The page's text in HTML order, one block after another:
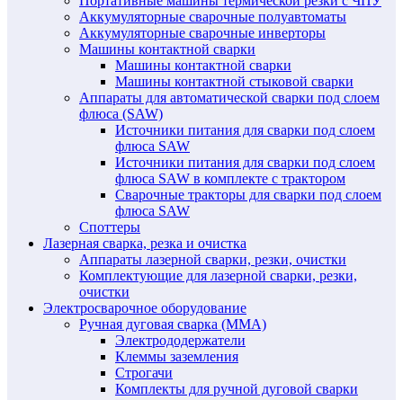
Аккумуляторные сварочные полуавтоматы
Аккумуляторные сварочные инверторы
Машины контактной сварки
Машины контактной сварки
Машины контактной стыковой сварки
Аппараты для автоматической сварки под слоем
флюса (SAW)
Источники питания для сварки под слоем
флюса SAW
Источники питания для сварки под слоем
флюса SAW в комплекте с трактором
Сварочные тракторы для сварки под слоем
флюса SAW
Споттеры
Лазерная сварка, резка и очистка
Аппараты лазерной сварки, резки, очистки
Комплектующие для лазерной сварки, резки,
очистки
Электросварочное оборудование
Ручная дуговая сварка (MMA)
Электрододержатели
Клеммы заземления
Строгачи
Комплекты для ручной дуговой сварки